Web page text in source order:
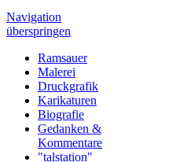
Navigation
überspringen
Ramsauer
Malerei
Druckgrafik
Karikaturen
Biografie
Gedanken &
Kommentare
"talstation"